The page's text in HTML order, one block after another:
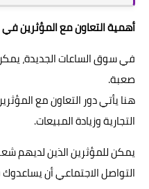
أهمية التعاون مع المؤثرين
في سوق الساعات الجديدة،
صعبة.
هنا يأتي دور التعاون مع
التجارية وزيادة المبيعات.
يمكن للمؤثرين الذين لديهم
التواصل الاجتماعي أن